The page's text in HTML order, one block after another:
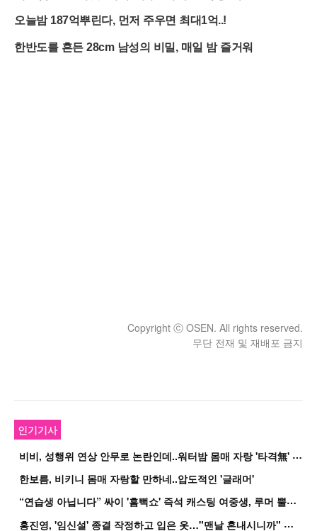
Copyright ⓒ OSEN. All rights reserved.
무단 전재 및 재배포 금지
인기기사
비
비, 성행위 연상 안무로 논란인데..워터밤 몸매 자랑 '타격無' 근황
한보름, 비키니 몸매 자랑할 만하네..압도적인 '글래머'
“
연습생 아닙니다” 싸이 '흠뻑쇼' 즉석 캐스팅 여중생, 루머 뿔났다[Oh!쎈 이...
홍
진영, '임신설' 종결 작정하고 입은 옷…"맨날 혼내시니까" 억울